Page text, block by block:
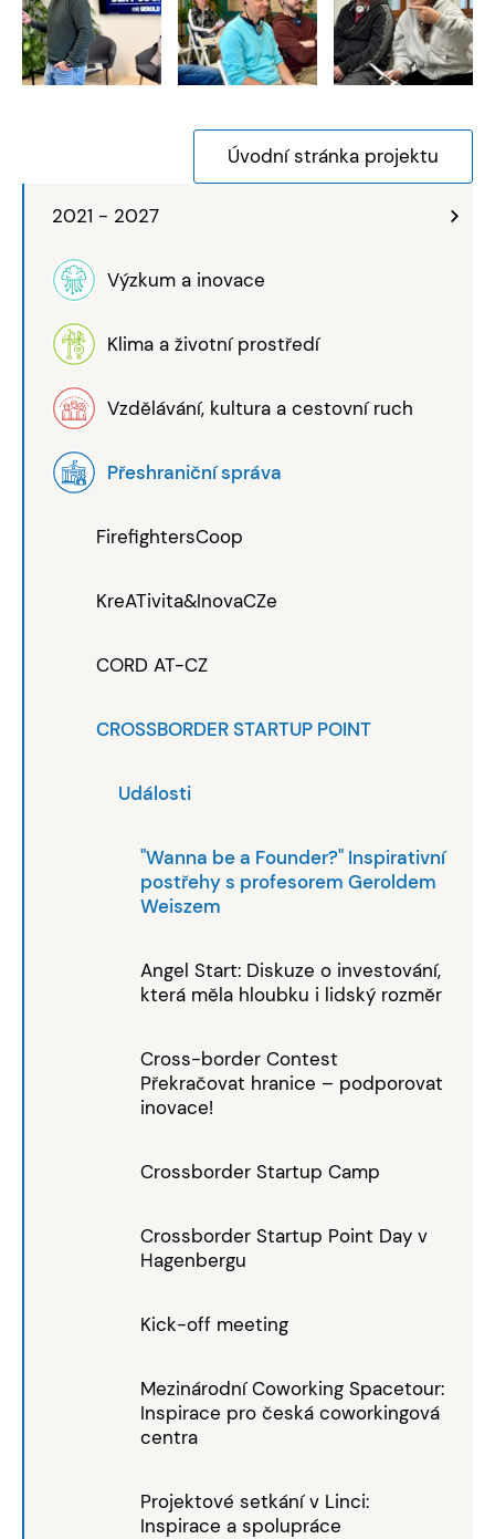
2021 - 2027
Výzkum a inovace
Klima a životní prostředí
Vzdělávání, kultura a cestovní ruch
Přeshraniční správa
FirefightersCoop
KreATivita&InovaCZe
CORD AT-CZ
CROSSBORDER STARTUP POINT
Události
"Wanna be a Founder?" Inspirativní
postřehy s profesorem Geroldem
Weiszem
Angel Start: Diskuze o investování,
která měla hloubku i lidský rozměr
Cross-border Contest
Překračovat hranice – podporovat
inovace!
Crossborder Startup Camp
Crossborder Startup Point Day v
Hagenbergu
Kick-off meeting
Mezinárodní Coworking Spacetour:
Inspirace pro česká coworkingová
centra
Projektové setkání v Linci:
Inspirace a spolupráce
Úvodní stránka projektu